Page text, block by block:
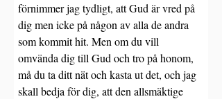
förnimmer jag tydligt, att Gud är vred på
dig men icke på någon av alla de andra
som kommit hit. Men om du vill
omvända dig till Gud och tro på honom,
må du ta ditt nät och kasta ut det, och jag
skall bedja för dig, att den allsmäktige